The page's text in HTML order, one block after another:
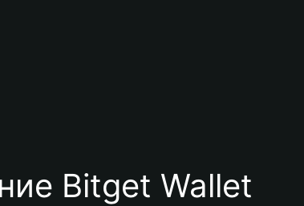
Bitget Wallet